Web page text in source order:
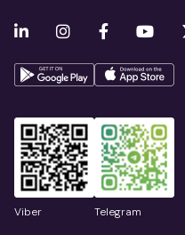
Viber Telegram